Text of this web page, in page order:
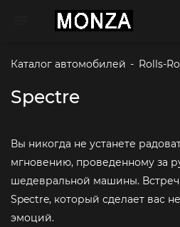
Toggle navigation
Каталог автомобилей - Rolls-
Spectre
Вы никогда не устанете
мгновению, проведенному за
шедевральной машины.
Spectre, который сделает вас
эмоций.